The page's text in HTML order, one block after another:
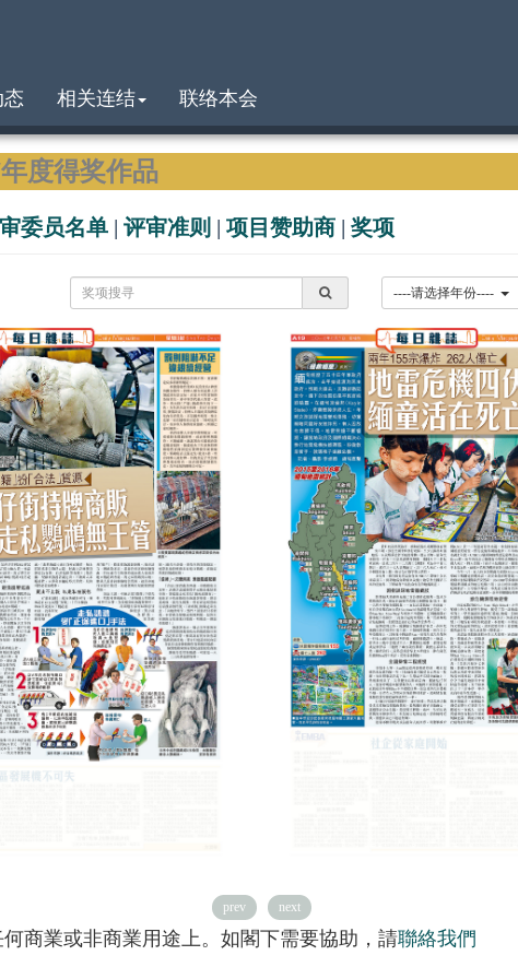
相关连结 联络本会
度得奖作品
委员名单 | 评审准则 | 项目赞助商 | 奖项
prev next
商業或非商業用途上。如閣下需要協助，請聯絡我們